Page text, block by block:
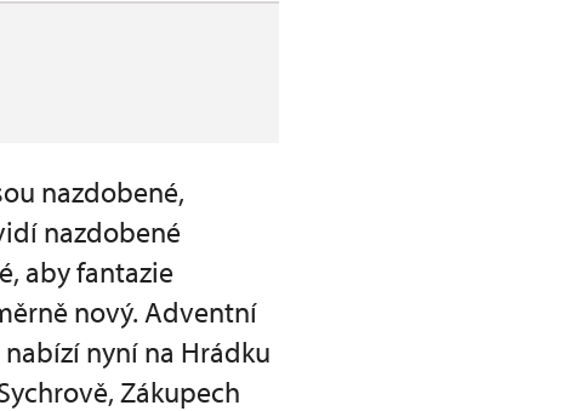
nazdobené,
nazdobené
aby fantazie
nový. Adventní
nyní na Hrádku
Zákupech